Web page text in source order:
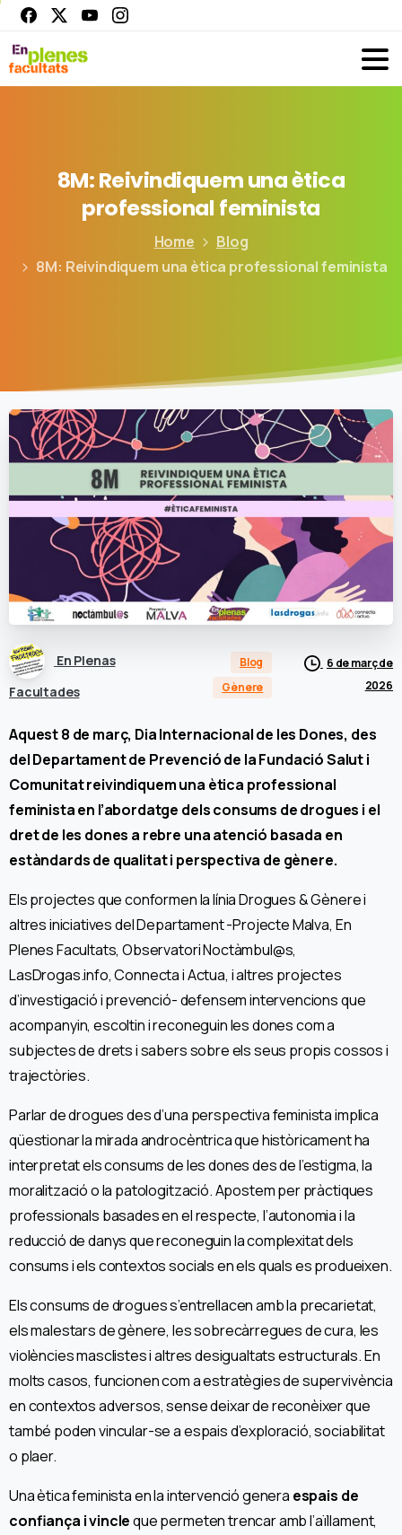
8M:Reivindiquemunaètica
professional feminista
Home
Blog
8M: Reivindiquem una ètica professional feminista
En Plenas
Facultades
Blog
Gènere
6 de març de
2026
Aquest 8 de març, Dia Internacional de les Dones, des
del Departament de Prevenció de la Fundació Salut i
Comunitat reivindiquem una ètica professional
feminista en l’abordatge dels consums de drogues i el
dret de les dones a rebre una atenció basada en
estàndards de qualitat i perspectiva de gènere.
Els projectes que conformen la línia Drogues & Gènere i
altres iniciatives del Departament -Projecte Malva, En
Plenes Facultats, Observatori Noctàmbul@s,
LasDrogas.info, Connecta i Actua, i altres projectes
d’investigació i prevenció- defensem intervencions que
acompanyin, escoltin i reconeguin les dones com a
subjectes de drets i sabers sobre els seus propis cossos i
trajectòries.
Parlar de drogues des d’una perspectiva feminista implica
qüestionar la mirada androcèntrica que històricament ha
interpretat els consums de les dones des de l’estigma, la
moralització o la patologització. Apostem per pràctiques
professionals basades en el respecte, l’autonomia i la
reducció de danys que reconeguin la complexitat dels
consums i els contextos socials en els quals es produeixen.
Els consums de drogues s’entrellacen amb la precarietat,
els malestars de gènere, les sobrecàrregues de cura, les
violències masclistes i altres desigualtats estructurals. En
molts casos, funcionen com a estratègies de supervivència
en contextos adversos, sense deixar de reconèixer que
també poden vincular-se a espais d’exploració, sociabilitat
o plaer.
Una ètica feminista en la intervenció genera espais de
confiança i vincleque permeten trencar amb l’aïllament,